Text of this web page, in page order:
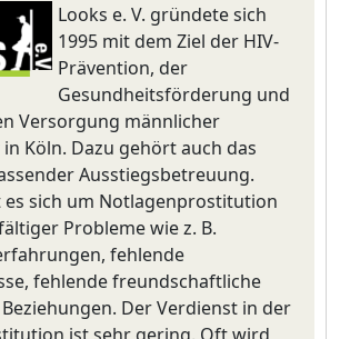
Looks e. V. gründete sich
1995 mit dem Ziel der HIV-
Prävention, der
Gesundheitsförderung und
Versorgung männlicher
Köln. Dazu gehört auch das
Ausstiegsbetreuung.
es sich um Notlagenprostitution
Probleme wie z. B.
fehlende
fehlende freundschaftliche
Der Verdienst in der